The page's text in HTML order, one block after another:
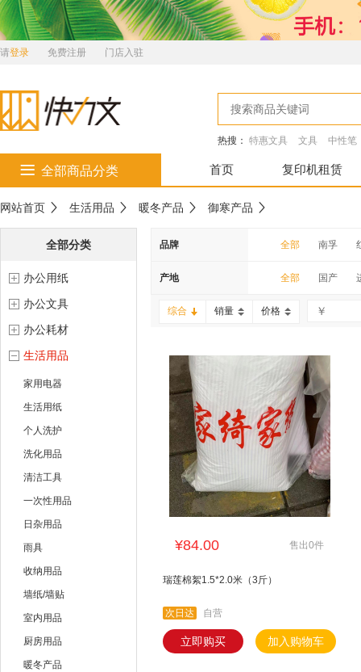
请登录 免费注册 门店入驻
热搜： 特惠文具 文具 中性笔
全部商品分类 首页 复印机租赁
网站首页 生活用品 暖冬产品 御寒产品
全部分类
办公用纸
办公文具
办公耗材
生活用品
家用电器
生活用纸
个人洗护
洗化用品
清洁工具
一次性用品
日杂用品
雨具
收纳用品
墙纸/墙贴
室内用品
厨房用品
暖冬产品
品牌 全部 南孚
南科 齐心
雕牌 滋源
雷达 全无敌
美的 海尔
艾美特 youyun
产地 全部 国产
综合 销量 价格
¥84.00 售出0件
瑞莲棉絮1.5*2.0米（3斤）
次日达 自营
立即购买 加入购物车